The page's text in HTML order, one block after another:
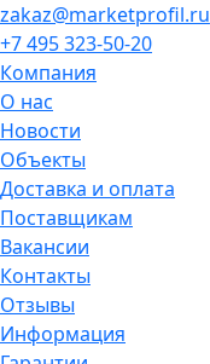
zakaz@marketprofil.ru
+7 495 323-50-20
Компания
О нас
Новости
Объекты
Доставка и оплата
Поставщикам
Вакансии
Контакты
Отзывы
Информация